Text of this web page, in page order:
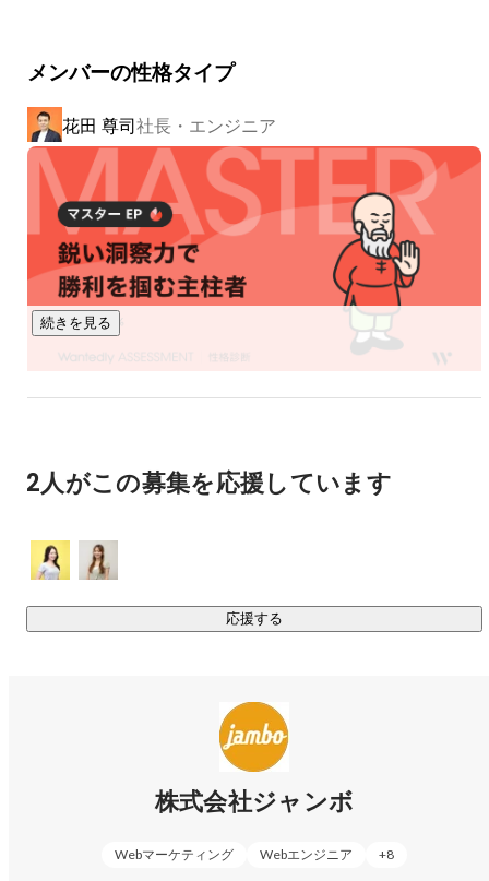
メンバーの性格タイプ
花田 尊司 社長・エンジニア
マーケティング
続きを見る
2人がこの募集を応援しています
応援する
株式会社ジャンボ
Webマーケティング Webエンジニア +8